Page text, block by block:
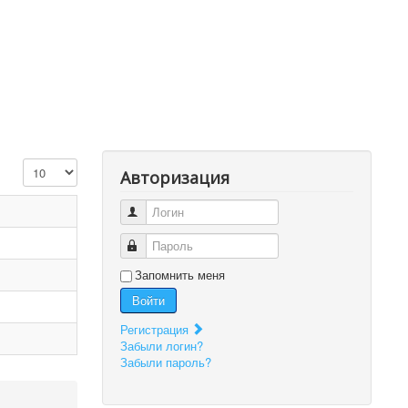
Кол-во строк:
Авторизация
Логин
Пароль
Запомнить меня
Войти
Регистрация
Забыли логин?
Забыли пароль?